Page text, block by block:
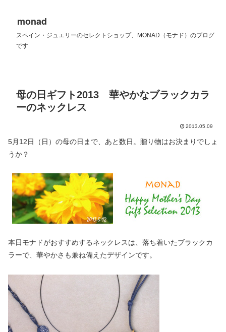
monad
スペイン・ジュエリーのセレクトショップ、MONAD（モナド）のブログ
です
母の日ギフト2013 華やかなブラックカラ
ーのネックレス
2013.05.09
5月12日（日）の母の日まで、あと数日。贈り物はお決まりでしょ
うか？
本日モナドがおすすめするネックレスは、落ち着いたブラックカ
ラーで、華やかさも兼ね備えたデザインです。